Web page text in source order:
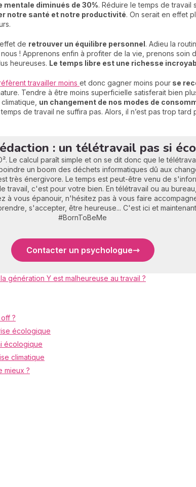
mentale diminués de 30%. Réduire le temps de travail
notre santé et notre productivité. On serait en effet
de retrouver un équilibre personnel. Adieu la
! Apprenons enfin à profiter de la vie, prenons soin
heureuses. Le temps libre est une richesse
travailler moins et donc gagner moins pour se
Tendre à être moins superficielle satisferait bien
un changement de nos modes de
de travail ne suffira pas. Alors, il n’est pas trop
: un télétravail pas si
Le calcul paraît simple et on se dit donc que le
un boom des déchets informatiques dû aux
très énergivore. Le temps est peut-être venu de
travail, c'est pour votre bien. En télétravail ou au
à vous épanouir, n'hésitez pas à vous faire
s'accepter, être heureuse... C'est ici et
#BornToBeMe
Contacter un psychologue
génération Y est malheureuse au travail ?
?
écologique
écologique
climatique
mieux ?